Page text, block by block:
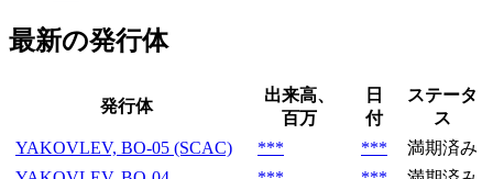
最新の発行体
発行体
出来高、
百万
日
付
ステータ
ス
YAKOVLEV, BO-05 (SCAC)
*** ***
満期済み